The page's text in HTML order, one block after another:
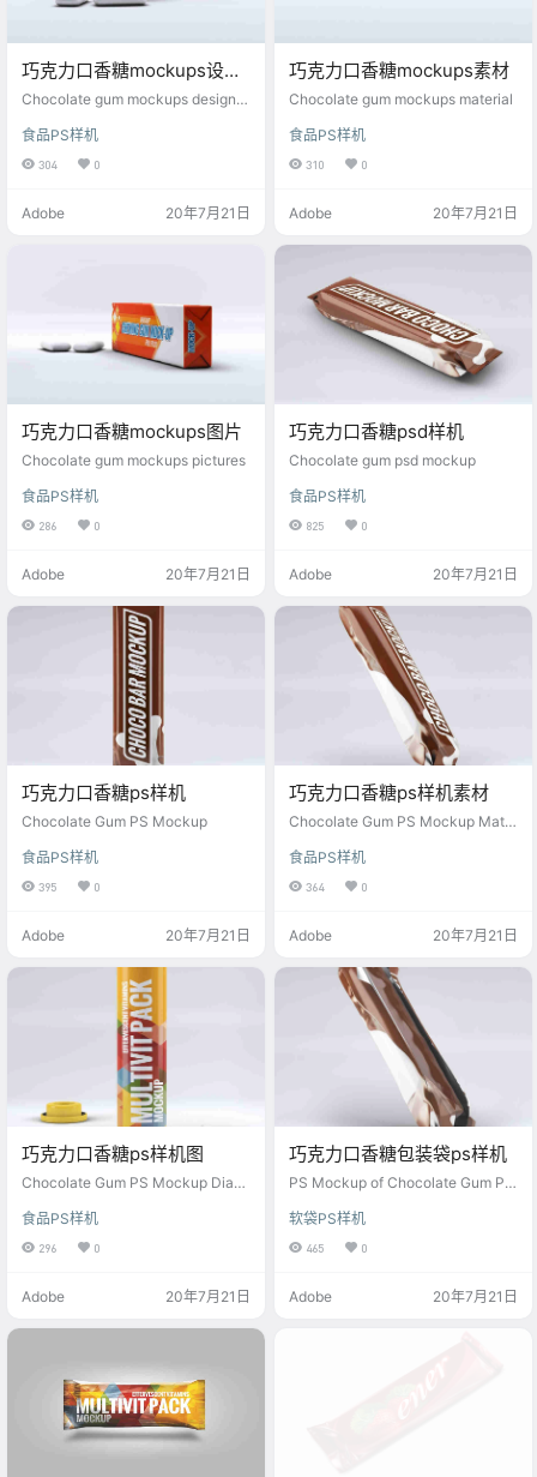
巧克力口香糖mockups设计
素材
Chocolate gum mockups design
食品PS样机
304 0
Adobe 20年7月21日
巧克力口香糖mockups素材
Chocolate gum mockups material
食品PS样机
310 0
Adobe 20年7月21日
巧克力口香糖mockups图片
Chocolate gum mockups pictures
食品PS样机
286 0
Adobe 20年7月21日
巧克力口香糖psd样机
Chocolate gum psd mockup
食品PS样机
825 0
Adobe 20年7月21日
巧克力口香糖ps样机
Chocolate Gum PS Mockup
食品PS样机
395 0
Adobe 20年7月21日
巧克力口香糖ps样机素材
Chocolate Gum PS Mockup Mater
食品PS样机
364 0
Adobe 20年7月21日
巧克力口香糖ps样机图
Chocolate Gum PS Mockup Diagr
食品PS样机
296 0
Adobe 20年7月21日
巧克力口香糖包装袋ps样机
PS Mockup of Chocolate Gum Pa
软袋PS样机
465 0
Adobe 20年7月21日